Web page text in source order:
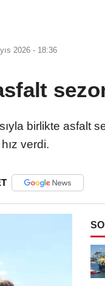
2026 - 18:36
birlikte asfalt
verdi.